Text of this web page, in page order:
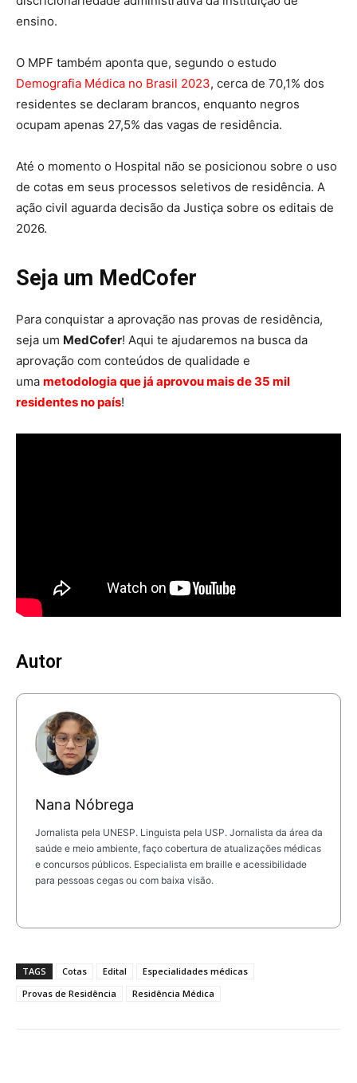
ensino.
O MPF também aponta que, segundo o estudo
Demografia Médica no Brasil 2023, cerca de 70,1% dos
residentes se declaram brancos, enquanto negros
ocupam apenas 27,5% das vagas de residência.
Até o momento o Hospital não se posicionou sobre o uso
de cotas em seus processos seletivos de residência. A
ação civil aguarda decisão da Justiça sobre os editais de
2026.
Seja um MedCofer
Para conquistar a aprovação nas provas de residência,
seja um MedCofer! Aqui te ajudaremos na busca da
aprovação com conteúdos de qualidade e
uma metodologia que já aprovou mais de 35 mil
residentes no país!
Autor
Nana Nóbrega
Jornalista pela UNESP. Linguista pela USP. Jornalista da área da
saúde e meio ambiente, faço cobertura de atualizações médicas
e concursos públicos. Especialista em braille e acessibilidade
para pessoas cegas ou com baixa visão.
TAGS Cotas Edital
Especialidades médicas
Provas de Residência
Residência Médica